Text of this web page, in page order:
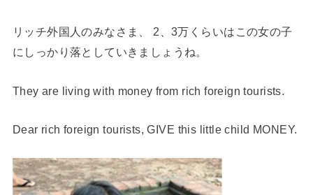
リッチ外国人のみなさま、 2、3万くらいはこの女の子
にしっかり落としていきましょうね。
They are living with money from rich foreign tourists.
Dear rich foreign tourists, GIVE this little child MONEY.